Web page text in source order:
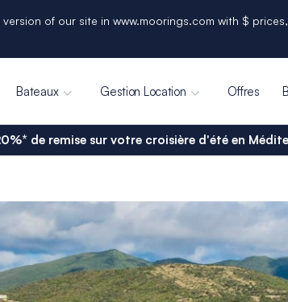
of our site in www.moorings.com with $
Bateaux Gestion Location Offres
de remise sur votre croisière d'été en